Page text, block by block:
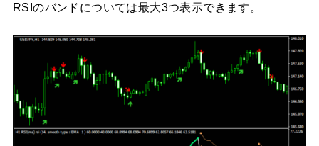
RSIのバンドについては最大3つ表示できます。